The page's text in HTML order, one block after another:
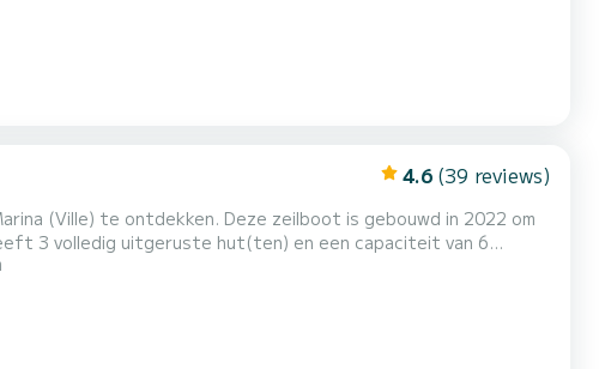
4.6 (39 reviews)
(Ville) te ontdekken. Deze zeilboot is gebouwd in 2022 om
om een uitzonderlijke vakantie op het water door te